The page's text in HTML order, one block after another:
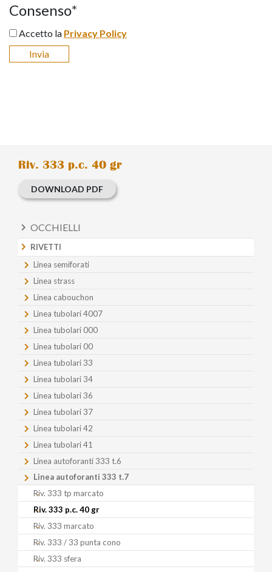
Consenso*
Accetto la Privacy Policy
Riv. 333 p.c. 40 gr
DOWNLOAD PDF
OCCHIELLI
RIVETTI
Linea semiforati
Linea strass
Linea cabouchon
Linea tubolari 4007
Linea tubolari 000
Linea tubolari 00
Linea tubolari 33
Linea tubolari 34
Linea tubolari 36
Linea tubolari 37
Linea tubolari 42
Linea tubolari 41
Linea autoforanti 333 t.6
Linea autoforanti 333 t.7
Riv. 333 tp marcato
Riv. 333 p.c. 40 gr
Riv. 333 marcato
Riv. 333 / 33 punta cono
Riv. 333 sfera